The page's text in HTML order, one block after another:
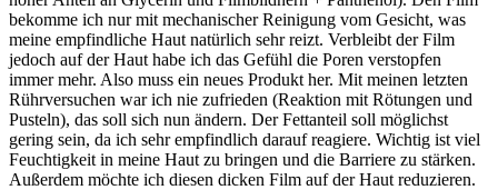
bekomme ich nur mit mechanischer Reinigung vom Gesicht, was
meine empfindliche Haut natürlich sehr reizt. Verbleibt der Film
jedoch auf der Haut habe ich das Gefühl die Poren verstopfen
immer mehr. Also muss ein neues Produkt her. Mit meinen letzten
Rührversuchen war ich nie zufrieden (Reaktion mit Rötungen und
Pusteln), das soll sich nun ändern. Der Fettanteil soll möglichst
gering sein, da ich sehr empfindlich darauf reagiere. Wichtig ist viel
Feuchtigkeit in meine Haut zu bringen und die Barriere zu stärken.
Außerdem möchte ich diesen dicken Film auf der Haut reduzieren.